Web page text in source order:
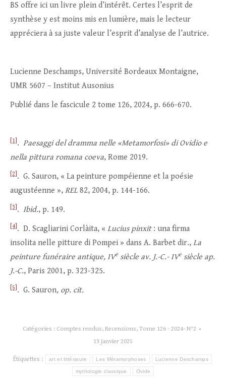
BS offre ici un livre plein d’intérêt. Certes l’esprit de
synthèse y est moins mis en lumière, mais le lecteur
appréciera à sa juste valeur l’esprit d’analyse de l’autrice.
Lucienne Deschamps, Université Bordeaux Montaigne,
UMR 5607 – Institut Ausonius
Publié dans le fascicule 2 tome 126, 2024, p. 666-670.
[1] . Paesaggi del dramma nelle «Metamorfosi» di Ovidio e
nella pittura romana coeva, Rome 2019.
[2] . G. Sauron, « La peinture pompéienne et la poésie
augustéenne », REL 82, 2004, p. 144-166.
[3] . Ibid., p. 149.
[4] . D. Scagliarini Corlàita, « Lucius pinxit: una firma
insolita nelle pitture di Pompei » dans A. Barbet dir., La
peinture funéraire antique, IVe siècle av. J.-C.- IVe siècle ap.
J.-C., Paris 2001, p. 323-325.
[5] . G. Sauron, op. cit.
Catégories : Comptes rendus, Recensions, Tome 126 - 2024- N°2
13 janvier 2025
Étiquettes : art et littérature Les Métamorphoses Lucienne Deschamps
mythologie classique Ovide